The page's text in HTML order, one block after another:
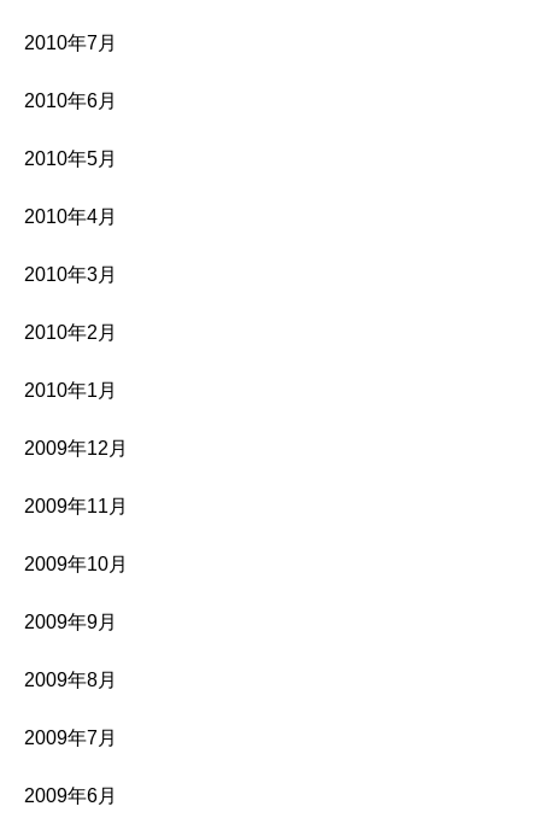
2010年7月
2010年6月
2010年5月
2010年4月
2010年3月
2010年2月
2010年1月
2009年12月
2009年11月
2009年10月
2009年9月
2009年8月
2009年7月
2009年6月